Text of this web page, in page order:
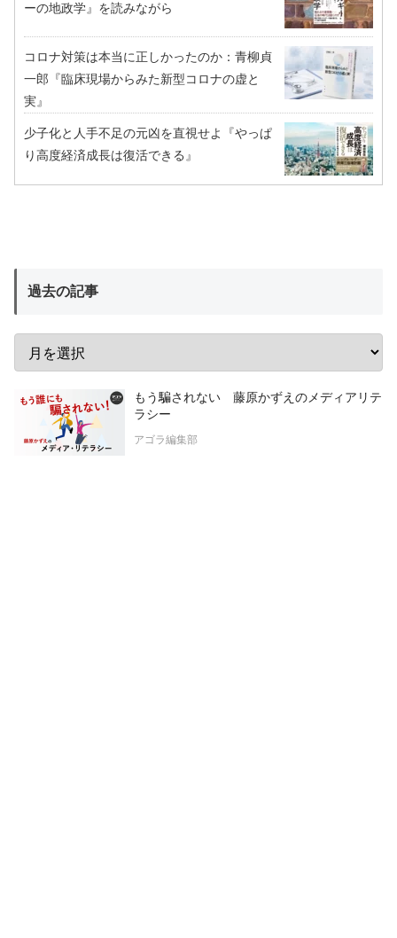
ーの地政学』を読みながら
コロナ対策は本当に正しかったのか：青柳貞
一郎『臨床現場からみた新型コロナの虚と
実』
少子化と人手不足の元凶を直視せよ『やっぱ
り高度経済成長は復活できる』
過去の記事
もう騙されない 藤原かずえのメディアリテ
ラシー
アゴラ編集部